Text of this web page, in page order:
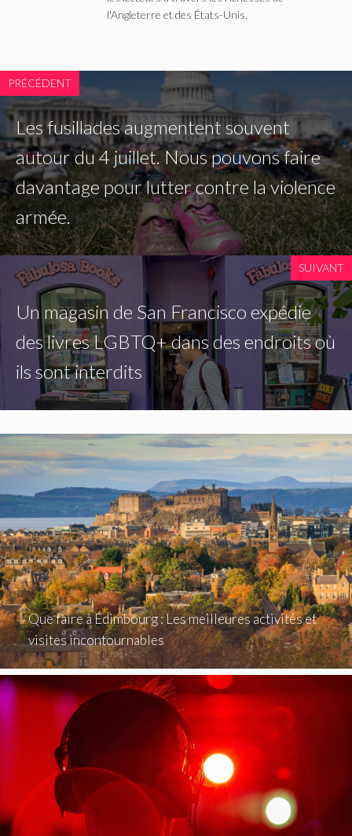
l'Angleterre et des États-Unis.
PRÉCÉDENT
Les fusillades augmentent souvent
autour du 4 juillet. Nous pouvons faire
davantage pour lutter contre la violence
armée.
SUIVANT
Un magasin de San Francisco expédie
des livres LGBTQ+ dans des endroits où
ils sont interdits
Que faire à Édimbourg : Les meilleures activités et
visites incontournables